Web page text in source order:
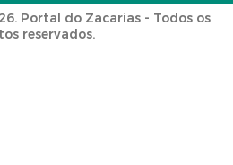
Portal do Zacarias - Todos os
reservados.